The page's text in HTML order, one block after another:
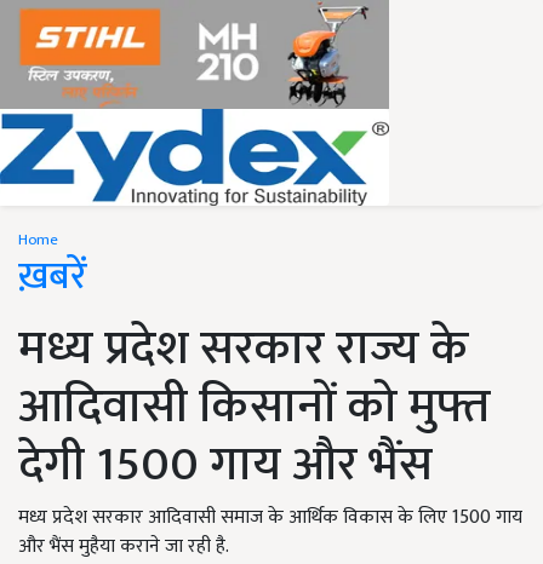
Home
ख़बरें
मध्य प्रदेश सरकार राज्य के
आदिवासी किसानों को मुफ्त
देगी 1500 गाय और भैंस
मध्य प्रदेश सरकार आदिवासी समाज के आर्थिक विकास के लिए 1500 गाय
और भैंस मुहैया कराने जा रही है.